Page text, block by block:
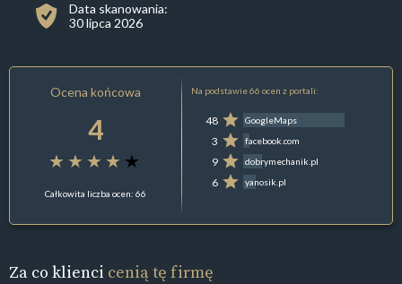
Data skanowania:
30 lipca 2026
Ocena końcowa
4
Całkowita liczba ocen: 66
Na podstawie 66 ocen z portali:
48 GoogleMaps
3 facebook.com
9 dobrymechanik.pl
6 yanosik.pl
Za co klienci cenią tę firmę